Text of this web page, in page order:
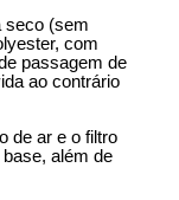
seco (sem
com
passagem de
ao contrário
de ar e o filtro
além de